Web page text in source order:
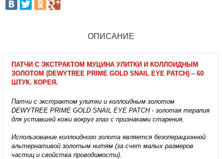
ОПИСАНИЕ
ПАТЧИ С ЭКСТРАКТОМ МУЦИНА УЛИТКИ И КОЛЛОИДНЫМ
ЗОЛОТОМ (DEWYTREE PRIME GOLD SNAIL EYE PATCH) – 60
ШТУК. КОРЕЯ.
Патчи с экстрактом улитки и коллоидным золотом
DEWYTREE PRIME GOLD SNAIL EYE PATCH - золотая терапия
для уставшей кожи вокруг глаз с признаками старения.
Использование коллоидного золота является безоперационной
альтернативой золотым нитям (за счет малых размеров
частиц и свойства проводимости).